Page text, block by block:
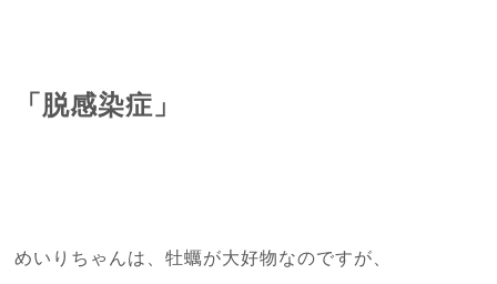
「脱感染症」
めいりちゃんは、牡蠣が大好物なのですが、